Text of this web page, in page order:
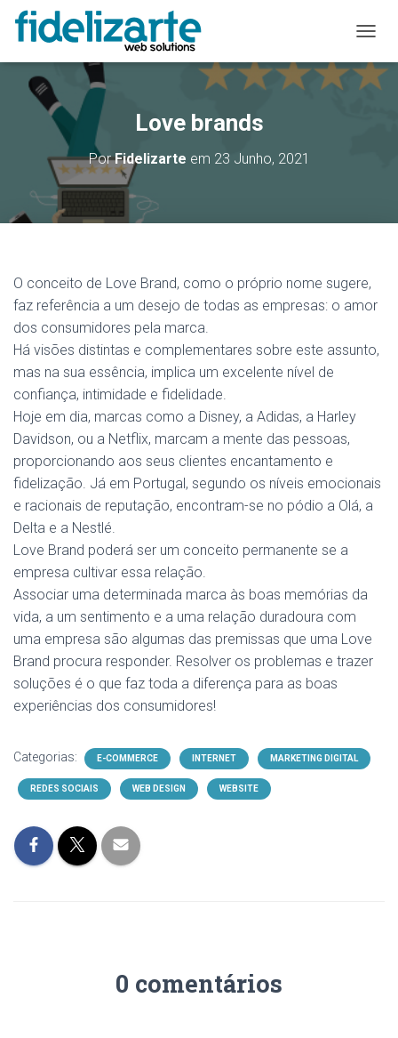
L
A
Love brands
PorFidelizarte em 23 Junho, 2021
O conceito de Love Brand, como o próprio nome sugere,
faz referência a um desejo de todas as empresas: o amor
dos consumidores pela marca.
Há visões distintas e complementares sobre este assunto,
mas na sua essência, implica um excelente nível de
confiança, intimidade e fidelidade.
Hoje em dia, marcas como a Disney, a Adidas, a Harley
Davidson, ou a Netflix, marcam a mente das pessoas,
proporcionando aos seus clientes encantamento e
fidelização. Já em Portugal, segundo os níveis emocionais
e racionais de reputação, encontram-se no pódio a Olá, a
Delta e a Nestlé.
Love Brand poderá ser um conceito permanente se a
empresa cultivar essa relação.
Associar uma determinada marca às boas memórias da
vida, a um sentimento e a uma relação duradoura com
uma empresa são algumas das premissas que uma Love
Brand procura responder. Resolver os problemas e trazer
soluções é o que faz toda a diferença para as boas
experiências dos consumidores!
Categorias: E-COMMERCE INTERNET MARKETING DIGITAL
REDES SOCIAIS WEB DESIGN WEBSITE
0 comentários